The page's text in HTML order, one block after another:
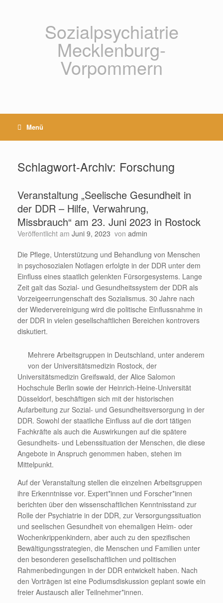
Sozialpsychiatrie
Mecklenburg-
Vorpommern
Menü
Schlagwort-Archiv: Forschung
Veranstaltung „Seelische Gesundheit in
der DDR – Hilfe, Verwahrung,
Missbrauch“ am 23. Juni 2023 in Rostock
Veröffentlicht am Juni 9, 2023 von admin
Die Pflege, Unterstützung und Behandlung von Menschen
in psychosozialen Notlagen erfolgte in der DDR unter dem
Einfluss eines staatlich gelenkten Fürsorgesystems. Lange
Zeit galt das Sozial- und Gesundheitssystem der DDR als
Vorzeigeerrungenschaft des Sozialismus. 30 Jahre nach
der Wiedervereinigung wird die politische Einflussnahme in
der DDR in vielen gesellschaftlichen Bereichen kontrovers
diskutiert.
Mehrere Arbeitsgruppen in Deutschland, unter anderem
von der Universitätsmedizin Rostock, der
Universitätsmedizin Greifswald, der Alice Salomon
Hochschule Berlin sowie der Heinrich-Heine-Universität
Düsseldorf, beschäftigen sich mit der historischen
Aufarbeitung zur Sozial- und Gesundheitsversorgung in der
DDR. Sowohl der staatliche Einfluss auf die dort tätigen
Fachkräfte als auch die Auswirkungen auf die spätere
Gesundheits- und Lebenssituation der Menschen, die diese
Angebote in Anspruch genommen haben, stehen im
Mittelpunkt.
Auf der Veranstaltung stellen die einzelnen Arbeitsgruppen
ihre Erkenntnisse vor. Expert*innen und Forscher*innen
berichten über den wissenschaftlichen Kenntnisstand zur
Rolle der Psychiatrie in der DDR, zur Versorgungssituation
und seelischen Gesundheit von ehemaligen Heim- oder
Wochenkrippenkindern, aber auch zu den spezifischen
Bewältigungsstrategien, die Menschen und Familien unter
den besonderen gesellschaftlichen und politischen
Rahmenbedingungen in der DDR entwickelt haben. Nach
den Vorträgen ist eine Podiumsdiskussion geplant sowie ein
freier Austausch aller Teilnehmer*innen.